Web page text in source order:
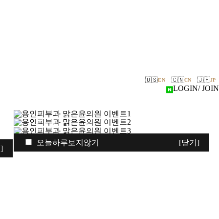
🇺🇸EN 🇨🇳CN 🇯🇵JP
LOGIN/ JOIN
오늘하루보지않기 [닫기]